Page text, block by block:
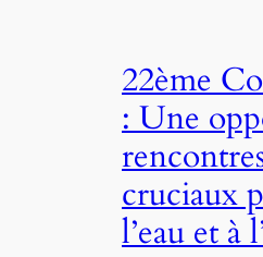
22ème
: Une
cruciaux
l’eau et à